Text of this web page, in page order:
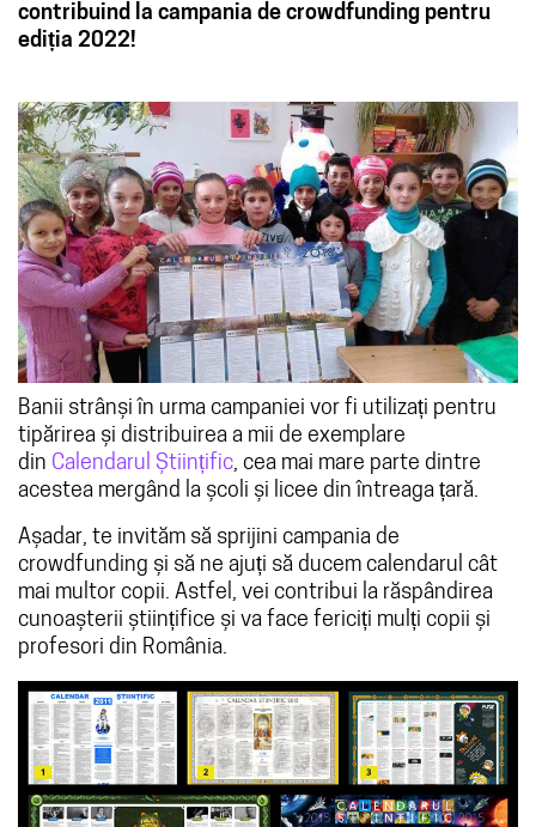
contribuind la campania de crowdfunding pentru
ediția 2022!
Banii strânși în urma campaniei vor fi utilizați pentru
tipărirea și distribuirea a mii de exemplare
din Calendarul Științific, cea mai mare parte dintre
acestea mergând la școli și licee din întreaga țară.
Așadar, te invităm să sprijini campania de
crowdfunding și să ne ajuți să ducem calendarul cât
mai multor copii. Astfel, vei contribui la răspândirea
cunoașterii științifice și va face fericiți mulți copii și
profesori din România.